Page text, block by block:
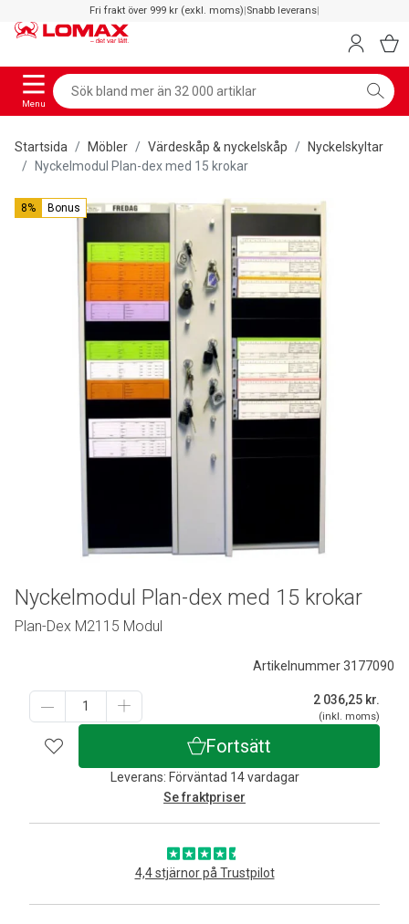
Fri frakt över 999 kr (exkl. moms)|Snabb leverans|
Menu
Startsida Möbler Värdeskåp & nyckelskåp
Nyckelskyltar
Nyckelmodul Plan-dex med 15 krokar
8% Bonus
Artikelnummer 3177090
2 036,25 kr.
(inkl. moms)
Fortsätt
Leverans: Förväntad 14 vardagar
Se fraktpriser
4,4 stjärnor på Trustpilot
Nyckelmodul Plan-dex med 15 krokar
Plan-Dex M2115 Modul